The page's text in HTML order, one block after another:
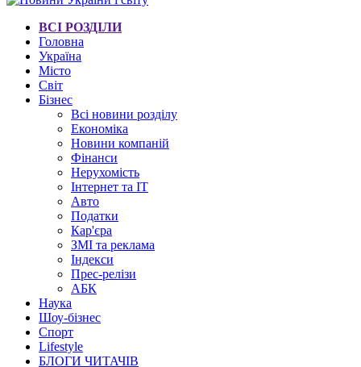
ВСІ РОЗДІЛИ
Головна
Україна
Місто
Світ
Бізнес
Всі новини розділу
Економіка
Новини компаній
Фінанси
Нерухомість
Інтернет та IT
Авто
Податки
Кар'єра
ЗМІ та реклама
Індекси
Прес-релізи
АБК
Наука
Шоу-бізнес
Спорт
Lifestyle
БЛОГИ ЧИТАЧІВ